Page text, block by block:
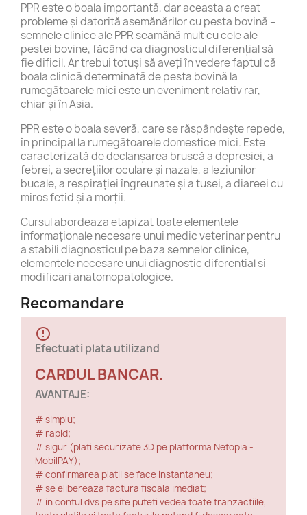
PPR este o boala importantă, dar aceasta a creat
probleme și datorită asemănărilor cu pesta bovină –
semnele clinice ale PPR seamănă mult cu cele ale
pestei bovine, făcând ca diagnosticul diferențial să
fie dificil. Ar trebui totuși să aveți în vedere faptul că
boala clinică determinată de pesta bovină la
rumegătoarele mici este un eveniment relativ rar,
chiar și în Asia.
PPR este o boala severă, care se răspândește repede,
în principal la rumegătoarele domestice mici. Este
caracterizată de declanșarea bruscă a depresiei, a
febrei, a secrețiilor oculare și nazale, a leziunilor
bucale, a respirației îngreunate și a tusei, a diareei cu
miros fetid și a morții.
Cursul abordeaza etapizat toate elementele
informaționale necesare unui medic veterinar pentru
a stabili diagnosticul pe baza semnelor clinice,
elementele necesare unui diagnostic diferential si
modificari anatomopatologice.
Recomandare
error_outline
Efectuati plata utilizand
CARDUL BANCAR.
AVANTAJE:
# simplu;
# rapid;
# sigur (plati securizate 3D pe platforma Netopia -
MobilPAY);
# confirmarea platii se face instantaneu;
# se elibereaza factura fiscala imediat;
# in contul dvs pe site puteti vedea toate tranzactiile,